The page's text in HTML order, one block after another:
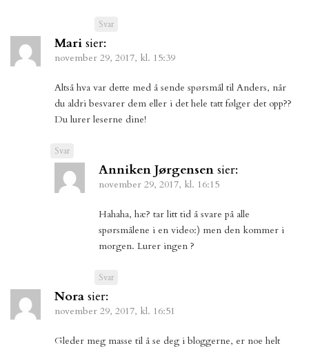
Svar
Mari sier:
november 29, 2017, kl. 15:39
Altså hva var dette med å sende spørsmål til Anders, når
du aldri besvarer dem eller i det hele tatt følger det opp??
Du lurer leserne dine!
Svar
Anniken Jørgensen sier:
november 29, 2017, kl. 16:15
Hahaha, hæ? tar litt tid å svare på alle
spørsmålene i en video:) men den kommer i
morgen. Lurer ingen ?
Svar
Nora sier:
november 29, 2017, kl. 16:51
Gleder meg masse til å se deg i bloggerne, er noe helt